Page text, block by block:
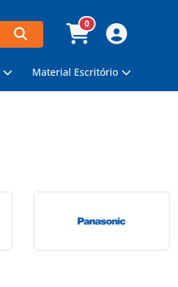
0
Material Escritório